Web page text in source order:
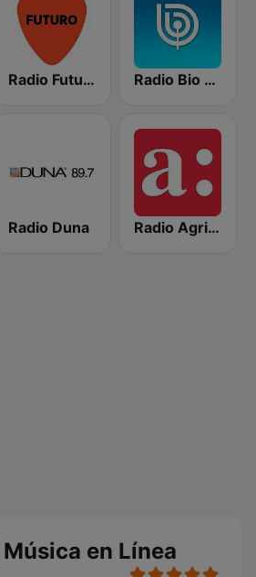
Radio Futuro FM Radio Bio Bio Santiago
Radio Duna Radio Agricultura
en Línea